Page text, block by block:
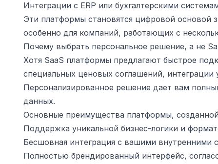
Интеграции с ERP или бухгалтерскими
Эти платформы становятся цифровой основой
особенно для компаний, работающих с
Почему выбрать персональное решение, а не
Хотя SaaS платформы предлагают быстрое
специальных ценовых соглашений,
Персонализированное решение дает вам
данных.
Основные преимущества платформы,
Поддержка уникальной бизнес-логики и
Бесшовная интеграция с вашими внутренними
Полностью брендированный интерфейс,